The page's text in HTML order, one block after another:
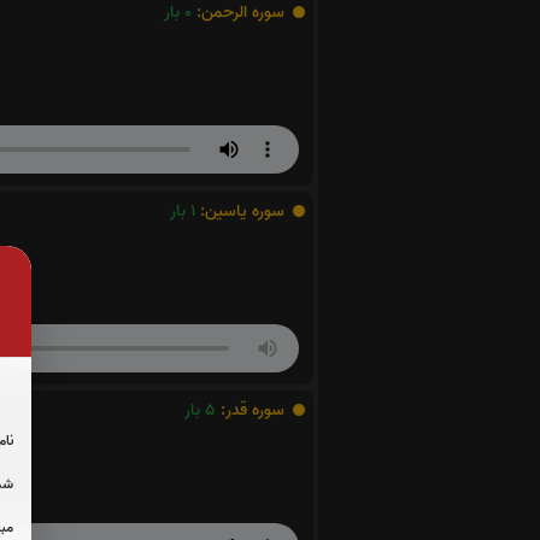
سوره الرحمن: 0 بار
سوره یاسین: 1 بار
سوره قدر: 5 بار